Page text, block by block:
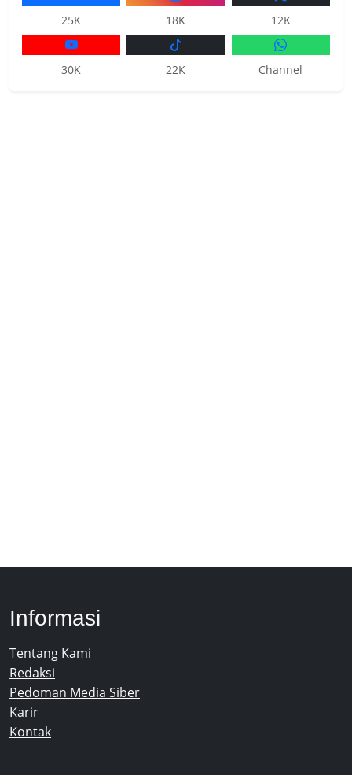
25K 18K 12K
30K 22K Channel
Informasi
Tentang Kami
Redaksi
Pedoman Media Siber
Karir
Kontak